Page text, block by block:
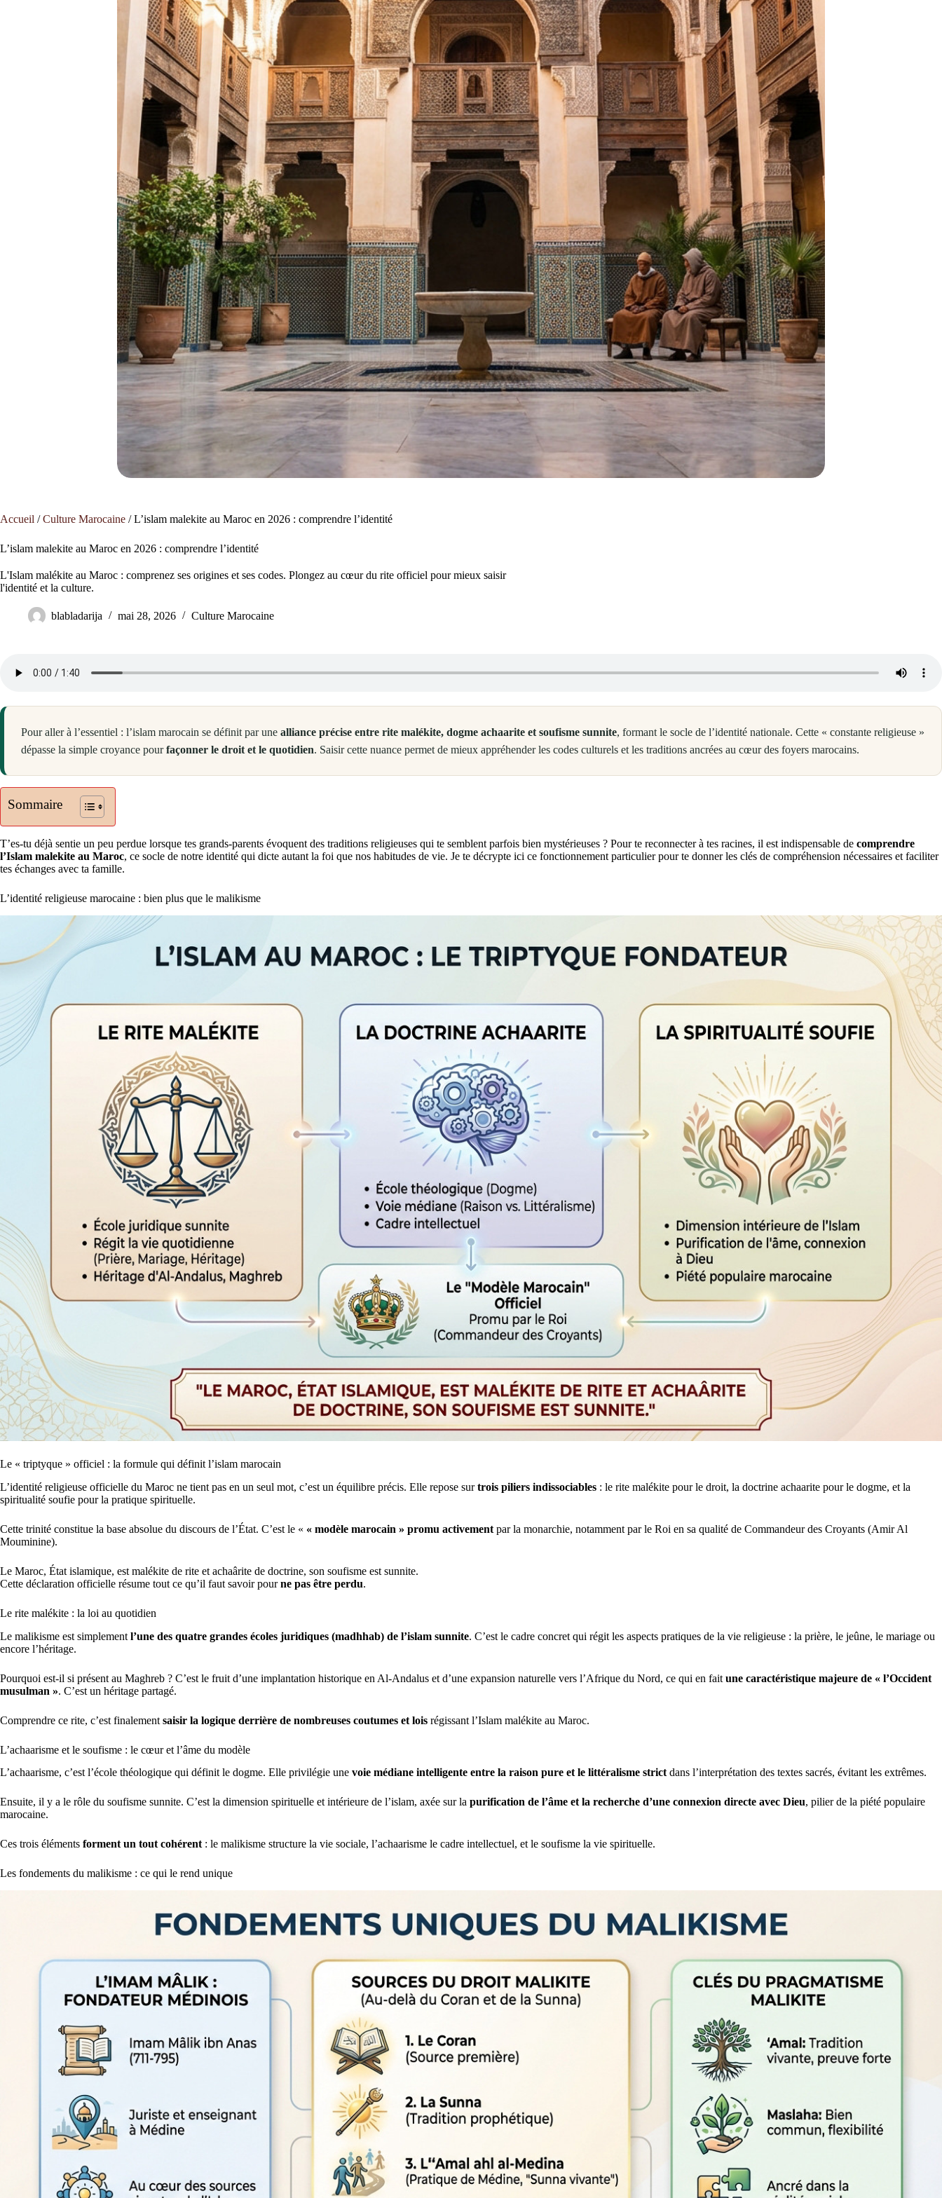
Accueil /Culture Marocaine /L’islam malekite au Maroc en 2026 : comprendre l’identité
L’islam malekite au Maroc en 2026 : comprendre l’identité
L'Islam malékite au Maroc : comprenez ses origines et ses codes. Plongez au cœur du rite officiel pour mieux saisir
l'identité et la culture.
blabladarija mai 28, 2026 Culture Marocaine
Pour aller à l’essentiel : l’islam marocain se définit par une alliance précise entre rite malékite, dogme achaarite et soufisme sunnite, formant le socle de l’identité nationale. Cette « constante religieuse »
dépasse la simple croyance pourfaçonner le droit et le quotidien. Saisir cette nuance permet de mieux appréhender les codes culturels et les traditions ancrées au cœur des foyers marocains.
Sommaire
T’es-tu déjà sentie un peu perdue lorsque tes grands-parents évoquent des traditions religieuses qui te semblent parfois bien mystérieuses ? Pour te reconnecter à tes racines, il est indispensable de comprendre
l’Islam malekite au Maroc, ce socle de notre identité qui dicte autant la foi que nos habitudes de vie. Je te décrypte ici ce fonctionnement particulier pour te donner les clés de compréhension nécessaires et faciliter
tes échanges avec ta famille.
L’identité religieuse marocaine : bien plus que le malikisme
Le « triptyque » officiel : la formule qui définit l’islam marocain
L’identité religieuse officielle du Maroc ne tient pas en un seul mot, c’est un équilibre précis. Elle repose surtrois piliers indissociables : le rite malékite pour le droit, la doctrine achaarite pour le dogme, et la
spiritualité soufie pour la pratique spirituelle.
Cette trinité constitue la base absolue du discours de l’État. C’est le « « modèle marocain » promu activement par la monarchie, notamment par le Roi en sa qualité de Commandeur des Croyants (Amir Al
Mouminine).
Le Maroc, État islamique, est malékite de rite et achaârite de doctrine, son soufisme est sunnite.
Cette déclaration officielle résume tout ce qu’il faut savoir pourne pas être perdu.
Le rite malékite : la loi au quotidien
Le malikisme est simplement l’une des quatre grandes écoles juridiques (madhhab) de l’islam sunnite. C’est le cadre concret qui régit les aspects pratiques de la vie religieuse : la prière, le jeûne, le mariage ou
encore l’héritage.
Pourquoi est-il si présent au Maghreb ? C’est le fruit d’une implantation historique en Al-Andalus et d’une expansion naturelle vers l’Afrique du Nord, ce qui en fait une caractéristique majeure de « l’Occident
musulman ». C’est un héritage partagé.
Comprendre ce rite, c’est finalement saisir la logique derrière de nombreuses coutumes et lois régissant l’Islam malékite au Maroc.
L’achaarisme et le soufisme : le cœur et l’âme du modèle
L’achaarisme, c’est l’école théologique qui définit le dogme. Elle privilégie une voie médiane intelligente entre la raison pure et le littéralisme strict dans l’interprétation des textes sacrés, évitant les extrêmes.
Ensuite, il y a le rôle du soufisme sunnite. C’est la dimension spirituelle et intérieure de l’islam, axée sur la purification de l’âme et la recherche d’une connexion directe avec Dieu, pilier de la piété populaire
marocaine.
Ces trois éléments forment un tout cohérent : le malikisme structure la vie sociale, l’achaarisme le cadre intellectuel, et le soufisme la vie spirituelle.
Les fondements du malikisme : ce qui le rend unique